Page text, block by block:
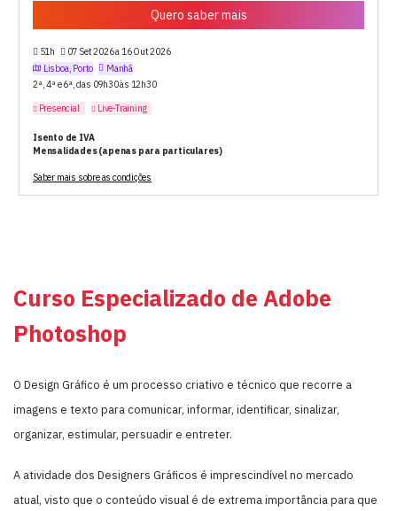
Curso Especializado de Adobe
Photoshop
O Design Gráfico é um processo criativo e técnico que recorre a
imagens e texto para comunicar, informar, identificar, sinalizar,
organizar, estimular, persuadir e entreter.
A atividade dos Designers Gráficos é imprescindível no mercado
atual, visto que o conteúdo visual é de extrema importância para que
Quero saber mais
51h
07 Set 2026 a 16 Out 2026
Lisboa, Porto
Manhã
2ª, 4ª e 6ª, das 09h30 às 12h30
Presencial Live-Training
Isento de IVA
Mensalidades (apenas para particulares)
Saber mais sobre as condições